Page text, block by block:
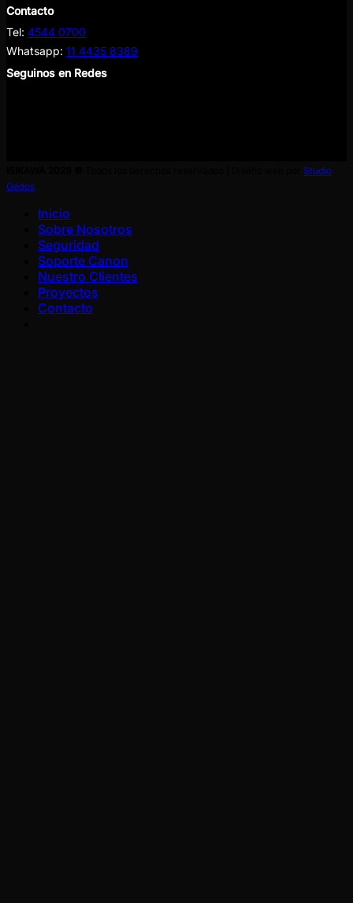
Contacto
Tel: 4544 0700
Whatsapp: 11 4435 8389
Seguinos en Redes
Studio
Gedos
Inicio
Sobre Nosotros
Seguridad
Soporte Canon
Nuestro Clientes
Proyectos
Contacto